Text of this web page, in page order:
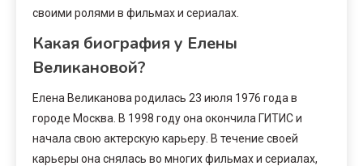
своими ролями в фильмах и сериалах.
Какая биография у Елены
Великановой?
Елена Великанова родилась 23 июля 1976 года в
городе Москва. В 1998 году она окончила ГИТИС и
начала свою актерскую карьеру. В течение своей
карьеры она снялась во многих фильмах и сериалах,